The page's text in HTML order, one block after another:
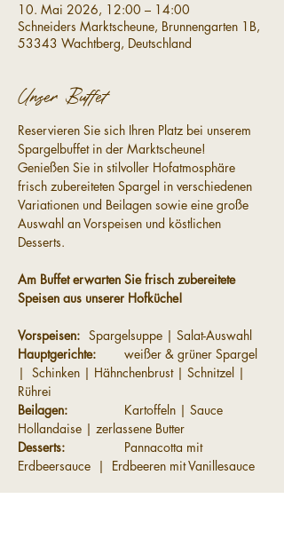
10. Mai 2026, 12:00 – 14:00
Schneiders Marktscheune, Brunnengarten 1B,
53343 Wachtberg, Deutschland
Unser Buffet
Reservieren Sie sich Ihren Platz bei unserem
Spargelbuffet in der Marktscheune!
Genießen Sie in stilvoller Hofatmosphäre
frisch zubereiteten Spargel in verschiedenen
Variationen und Beilagen sowie eine große
Auswahl an Vorspeisen und köstlichen
Desserts.
Am Buffet erwarten Sie frisch zubereitete
Speisen aus unserer Hofküche!
Spargelsuppe | Salat-Auswahl
weißer & grüner Spargel
|  Schinken | Hähnchenbrust | Schnitzel |
Rührei
Kartoffeln | Sauce
Hollandaise | zerlassene Butter
Pannacotta mit
Erdbeersauce  |  Erdbeeren mit Vanillesauce